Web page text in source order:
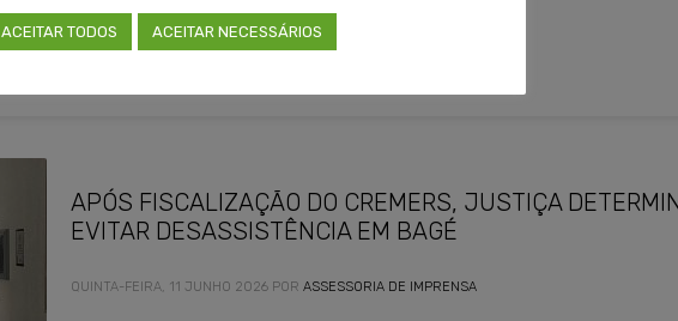
APÓS FISCALIZAÇÃO DO CREMERS, JUSTIÇA
EVITAR DESASSISTÊNCIA EM BAGÉ
QUINTA-FEIRA, 11 JUNHO 2026 POR ASSESSORIA DE IMPRENSA
ACEITAR TODOS ACEITAR NECESSÁRIOS